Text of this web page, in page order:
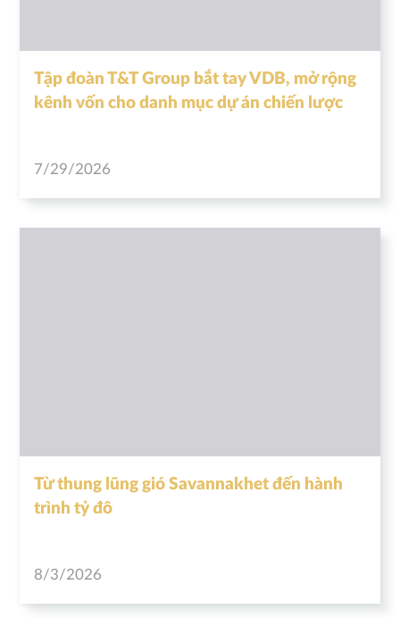
Tập đoàn T&T Group bắt tay VDB, mở rộng
kênh vốn cho danh mục dự án chiến lược
7/29/2026
Từ thung lũng gió Savannakhet đến hành
trình tỷ đô
8/3/2026